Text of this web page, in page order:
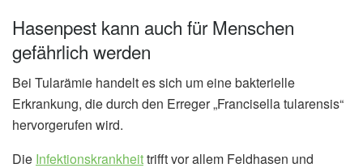
Hasenpest kann auch für Menschen
gefährlich werden
Bei Tularämie handelt es sich um eine bakterielle
Erkrankung, die durch den Erreger „Francisella tularensis“
hervorgerufen wird.
Die Infektionskrankheittrifft vor allem Feldhasen und